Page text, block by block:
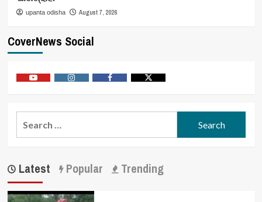
upanta odisha August 7, 2026
CoverNews Social
Latest Popular Trending